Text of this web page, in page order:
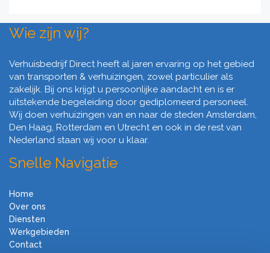
Wie zijn wij?
Verhuisbedrijf Direct heeft al jaren ervaring op het gebied
van transporten & verhuizingen, zowel particulier als
zakelijk. Bij ons krijgt u persoonlijke aandacht en is er
uitstekende begeleiding door gediplomeerd personeel.
Wij doen verhuizingen van en naar de steden Amsterdam,
Den Haag, Rotterdam en Utrecht en ook in de rest van
Nederland staan wij voor u klaar.
Snelle Navigatie
Home
Over ons
Diensten
Werkgebieden
Contact